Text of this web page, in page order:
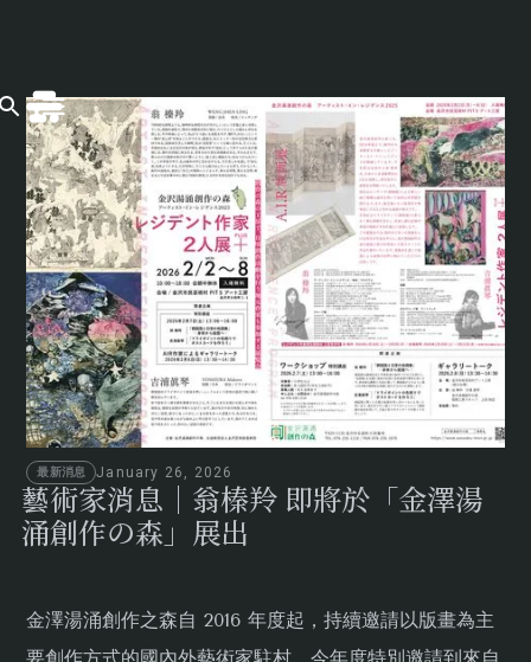
最新消息 January 26, 2026
藝術家消息｜翁榛羚 即將於「金澤湯
涌創作の森」展出
金澤湯涌創作之森自 2016 年度起，持續邀請以版畫為主